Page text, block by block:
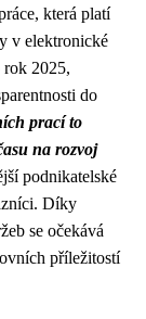
která platí
v elektronické
2025,
do
prací to
na rozvoj
podnikatelské
Díky
se očekává
příležitostí